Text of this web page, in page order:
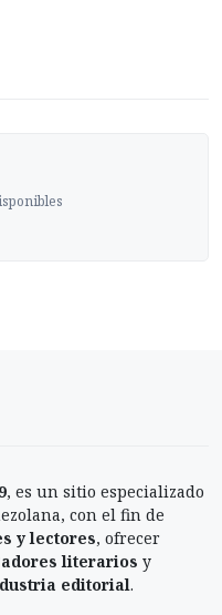
, es un sitio especializado
con el fin de
y lectores, ofrecer
literarios y
editorial.